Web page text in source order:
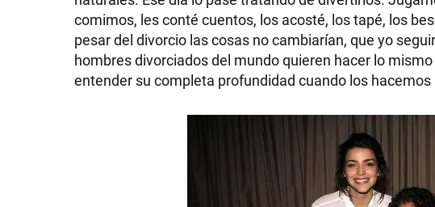
comimos, les conté cuentos, los acosté, los tapé, los
pesar del divorcio las cosas no cambiarían, que yo
hombres divorciados del mundo quieren hacer lo
entender su completa profundidad cuando los hacemos